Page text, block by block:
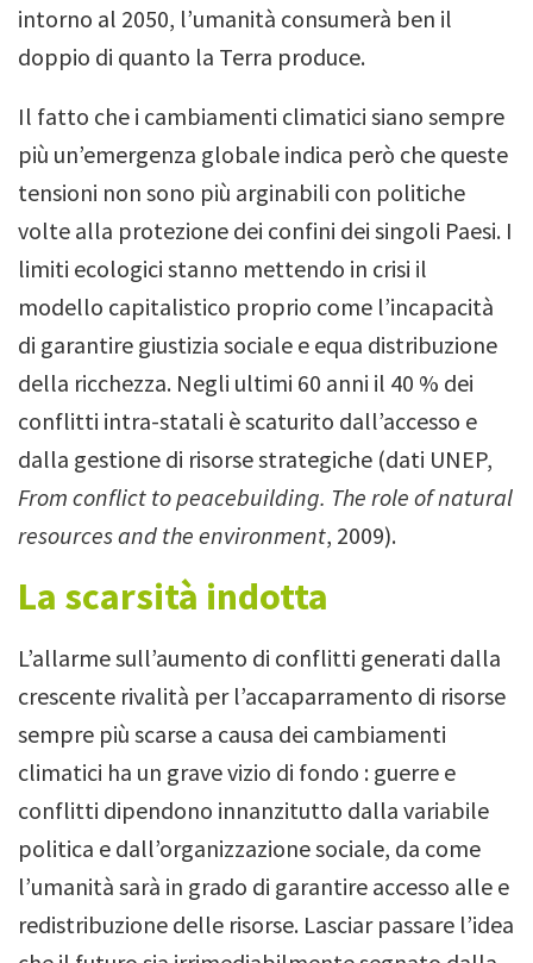
intorno al 2050, l’umanità consumerà ben il
doppio di quanto la Terra produce.
Il fatto che i cambiamenti climatici siano sempre
più un’emergenza globale indica però che queste
tensioni non sono più arginabili con politiche
volte alla protezione dei confini dei singoli Paesi. I
limiti ecologici stanno mettendo in crisi il
modello capitalistico proprio come l’incapacità
di garantire giustizia sociale e equa distribuzione
della ricchezza. Negli ultimi 60 anni il 40 % dei
conflitti intra-statali è scaturito dall’accesso e
dalla gestione di risorse strategiche (dati UNEP,
From conflict to peacebuilding. The role of natural
resources and the environment, 2009).
La scarsità indotta
L’allarme sull’aumento di conflitti generati dalla
crescente rivalità per l’accaparramento di risorse
sempre più scarse a causa dei cambiamenti
climatici ha un grave vizio di fondo : guerre e
conflitti dipendono innanzitutto dalla variabile
politica e dall’organizzazione sociale, da come
l’umanità sarà in grado di garantire accesso alle e
redistribuzione delle risorse. Lasciar passare l’idea